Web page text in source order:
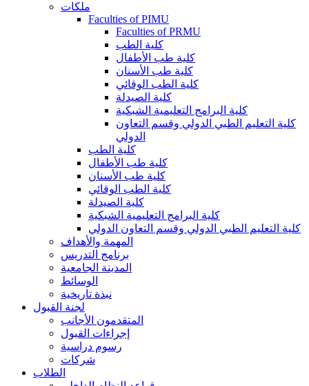
ملكات
Faculties of PIMU
Faculties of PRMU
كلية الطب
كلية طب الأطفال
كلية طب الأسنان
كلية الطب الوقائي
كلية الصيدلة
كلية البرامج التعليمية الشبكية
كلية التعليم الطبي الدولي وقسم التعاون
الدولي
كلية الطب
كلية طب الأطفال
كلية طب الأسنان
كلية الطب الوقائي
كلية الصيدلة
كلية البرامج التعليمية الشبكية
كلية التعليم الطبي الدولي وقسم التعاون الدولي
المهمة والأهداف
برنامج التدريس
المدينة الجامعية
الوسائط
نبذة تاريخية
لجنة القبول
المتقدمون الأجانب
إجراءات القبول
رسوم دراسية
شركات
الطلاب